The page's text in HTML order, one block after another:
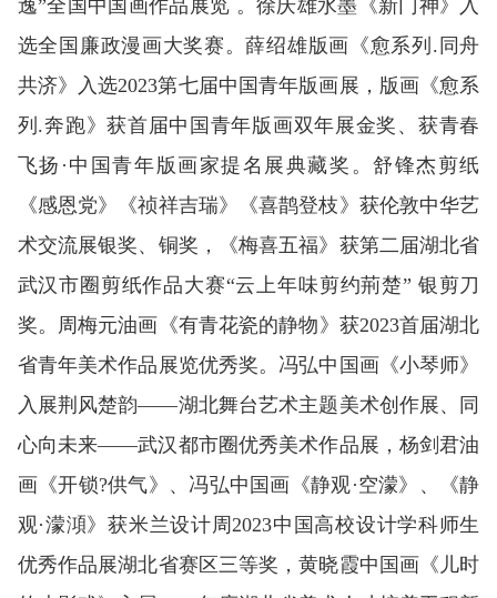
逸”全国中国画作品展览 。徐庆雄水墨《新门神》入
选全国廉政漫画大奖赛。薛绍雄版画《愈系列.同舟
共济》入选2023第七届中国青年版画展，版画《愈系
列.奔跑》获首届中国青年版画双年展金奖、获青春
飞扬·中国青年版画家提名展典藏奖。舒锋杰剪纸
《感恩党》《祯祥吉瑞》《喜鹊登枝》获伦敦中华艺
术交流展银奖、铜奖，《梅喜五福》获第二届湖北省
武汉市圈剪纸作品大赛“云上年味剪约荊楚” 银剪刀
奖。周梅元油画《有青花瓷的静物》获2023首届湖北
省青年美术作品展览优秀奖。冯弘中国画《小琴师》
入展荆风楚韵——湖北舞台艺术主题美术创作展、同
心向未来——武汉都市圈优秀美术作品展，杨剑君油
画《开锁?供气》、冯弘中国画《静观·空濛》、《静
观·濛澒》获米兰设计周2023中国高校设计学科师生
优秀作品展湖北省赛区三等奖，黄晓霞中国画《儿时